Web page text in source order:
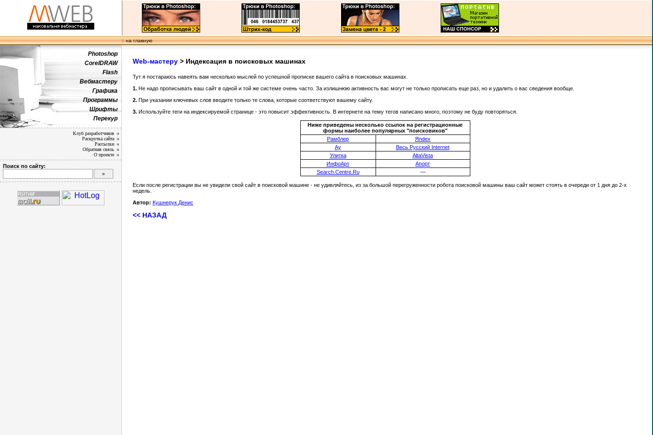
:: на главную
Photoshop
CorelDRAW
Flash
Вебмастеру
Графика
Программы
Шрифты
Перекур
Клуб разработчиков
Раскрутка сайта
Рассылки
Обратная связь
О проекте
Поиск по сайту:
Web-мастеру > Индексация в поисковых машинах
Тут я постараюсь навеять вам несколько мыслей по успешной прописке вашего сайта в поисковых машинах.
1. Не надо прописывать ваш сайт в одной и той же системе очень часто. За излишнюю активность вас могут не только прописать еще раз, но и удалить о вас сведения вообще.
2. При указании ключевых слов вводите только те слова, которые соответствуют вашему сайту.
3. Используйте теги на индексируемой странице - это повысит эффективность. В интернете на тему тегов написано много, поэтому не буду повторяться.
Ниже приведены несколько ссылок на регистрационные
формы наиболее популярных "поисковиков"
Рамблер
Яndex
Ау
Весь Русский Internet
Улитка
AltaVista
ИнфоАрт
Апорт
Search.Centre.Ru
—
Если после регистрации вы не увидели свой сайт в поисковой машине - не удивляйтесь, из за большой перегруженности робота поисковой машины ваш сайт может стоять в очереди от 1 дня до 2-х
недель.
Автор: Кушнерук Денис
<< НАЗАД